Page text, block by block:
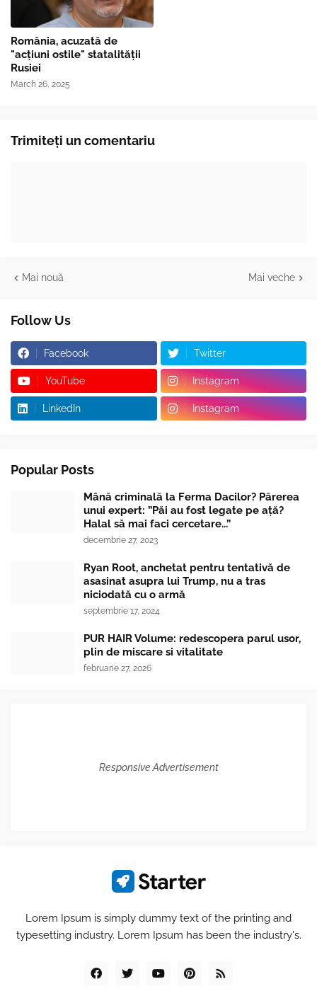
România, acuzată de
"acțiuni ostile" statalității
Rusiei
March 26, 2025
Trimiteți un comentariu
Mai nouă Mai veche
Follow Us
Facebook Twitter
YouTube Instagram
LinkedIn Instagram
Popular Posts
Mână criminală la Ferma Dacilor? Părerea
unui expert: ”Păi au fost legate pe ață?
Halal să mai faci cercetare...”
decembrie 27, 2023
Ryan Root, anchetat pentru tentativă de
asasinat asupra lui Trump, nu a tras
niciodată cu o armă
septembrie 17, 2024
PUR HAIR Volume: redescopera parul usor,
plin de miscare si vitalitate
februarie 27, 2026
Responsive Advertisement
Lorem Ipsum is simply dummy text of the printing and
typesetting industry. Lorem Ipsum has been the industry's.